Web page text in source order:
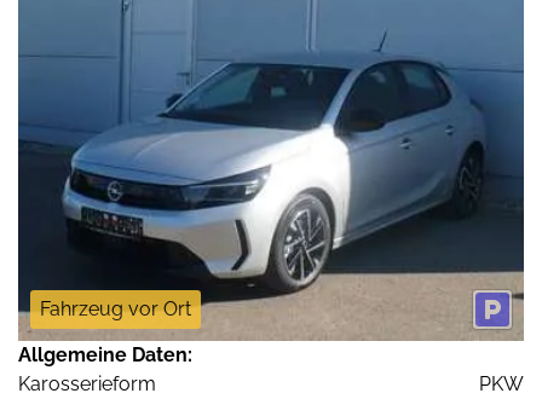
Fahrzeug vor Ort
Allgemeine Daten:
Karosserieform
PKW